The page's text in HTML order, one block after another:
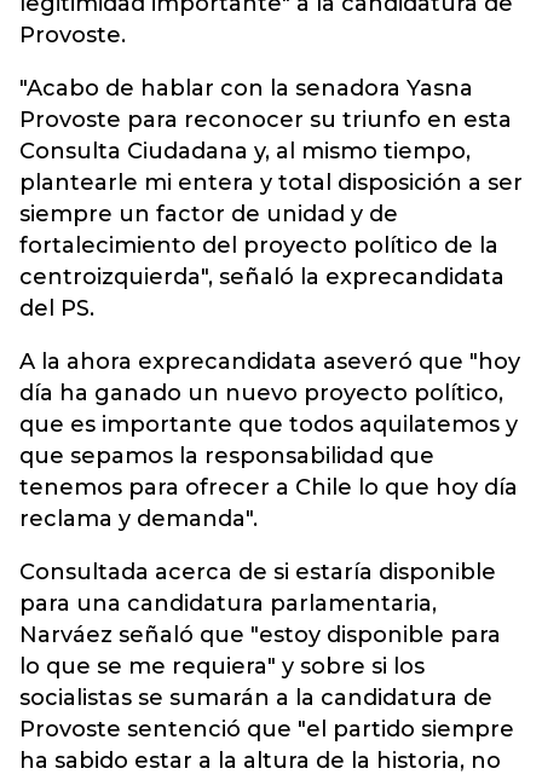
Provoste.
"Acabo de hablar con la senadora Yasna
Provoste para reconocer su triunfo en esta
Consulta Ciudadana y, al mismo tiempo,
plantearle mi entera y total disposición a ser
siempre un factor de unidad y de
fortalecimiento del proyecto político de la
centroizquierda", señaló la exprecandidata
del PS.
A la ahora exprecandidata aseveró que "hoy
día ha ganado un nuevo proyecto político,
que es importante que todos aquilatemos y
que sepamos la responsabilidad que
tenemos para ofrecer a Chile lo que hoy día
reclama y demanda".
Consultada acerca de si estaría disponible
para una candidatura parlamentaria,
Narváez señaló que "estoy disponible para
lo que se me requiera" y sobre si los
socialistas se sumarán a la candidatura de
Provoste sentenció que "el partido siempre
ha sabido estar a la altura de la historia, no